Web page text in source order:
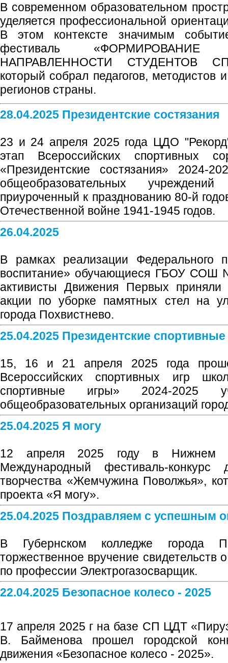
В современном образовательном
уделяется профессиональной
В этом контексте значимым
фестиваль «ФОРМИРОВАНИЕ
НАПРАВЛЕННОСТИ СТУДЕНТОВ
который собрал педагогов, методистов
регионов страны.
28.04.2025 Президентские состязания
23 и 24 апреля 2025 года ЦДО
этап Всероссийских спортивных
«Президентские состязания» 2024-
общеобразовательных
приуроченный к празднованию 80-й
Отечественной войне 1941-1945 годов.
26.04.2025
В рамках реализации Федерального
воспитание» обучающиеся ГБОУ СОШ
активисты Движения Первых приняли
акции по уборке памятных стел на
города Похвистнево.
25.04.2025 Президентские
15, 16 и 21 апреля 2025 года
Всероссийских спортивных игр
спортивные игры» 2024-2025
общеобразовательных организаций
25.04.2025 Я могу
12 апреля 2025 году в Нижнем
Международный фестиваль-конкурс
творчества «Жемчужина Поволжья»,
проекта «Я могу».
25.04.2025 Поздравляем с успешным
В Губернском колледже города
торжественное вручение свидетельств
по профессии Электрогазосварщик.
22.04.2025 Безопасное колесо - 2025
17 апреля 2025 г на базе СП ЦДТ
В. Байменова прошел городской
движения «Безопасное колесо - 2025».